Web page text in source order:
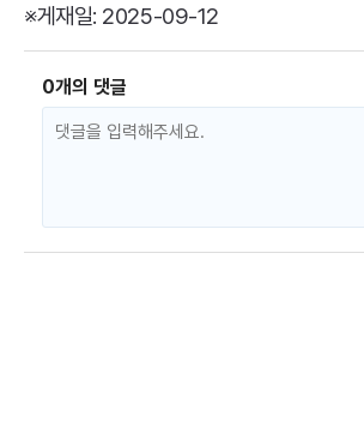
※게재일: 2025-09-12
0개의 댓글